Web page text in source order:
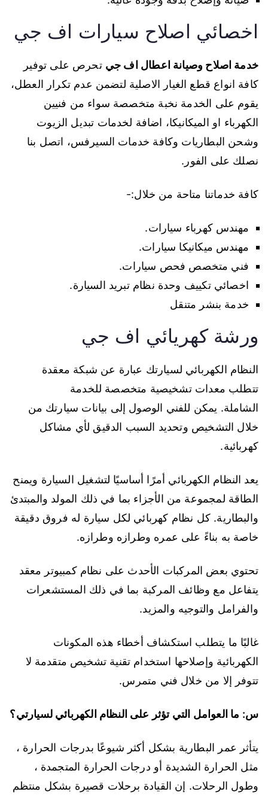
اخصائي اصلاح سيارات اف جي
خدمة اصلاح وصيانة اعطال اف جي تحرص على توفير
كافة انواع قطع الغيار الاصلية لتضمن عدم تكرار العطل،
يقوم على الخدمة نخبة متخصصة سواء من فنيين
الكهرباء او الميكانيكا، اضافة لخدمات تبديل الزيوت
وشحن البطاريات وكافة خدمات السيرفس، اتصل بنا
نصلك على الفور.
كافة خدماتنا متاحة من خلال:-
مهندس كهرباء سيارات.
مهندس ميكانيكا سيارات.
فني متخصص فحص سيارات.
اخصائي تكييف وحدة نظام تبريد السيارة.
خدمة بنشر متنقل
ورشة كهريائي اف جي
النظام الكهربائي لسيارتك عبارة عن شبكة معقدة
تتطلب معدات تشخيصية متخصصة للخدمة
الشاملة. يمكن للفني الوصول إلى بيانات سيارتك من
خلال التشخيص وتحديد السبب الدقيق لأي مشاكل
كهربائية.
يعد النظام الكهربائي أمرًا أساسيًا لتشغيل السيارة ويمنح
الطاقة لمجموعة من الأجزاء بما في ذلك المولد والمبتدئ
والبطارية. كل نظام كهربائي لكل سيارة له فروق دقيقة
خاصة به بناءً على عمره وطرازه وطرازه.
تحتوي بعض المركبات الأحدث على نظام كمبيوتر معقد
يتفاعل مع وظائف المركبة بما في ذلك المستشعرات
والفرامل والتوجيه والمزيد.
غالبًا ما يتطلب استكشاف أخطاء هذه المكونات
الكهربائية وإصلاحها استخدام تقنية تشخيص متقدمة لا
تتوفر إلا من خلال فني متمرس.
س: ما العوامل التي تؤثر على النظام الكهربائي لسيارتي؟
يتأثر عمر البطارية بشكل أكثر شيوعًا بدرجات الحرارة ،
مثل الحرارة الشديدة أو درجات الحرارة المتجمدة ،
وطول الرحلات. إن القيادة برحلات قصيرة بشكل منتظم